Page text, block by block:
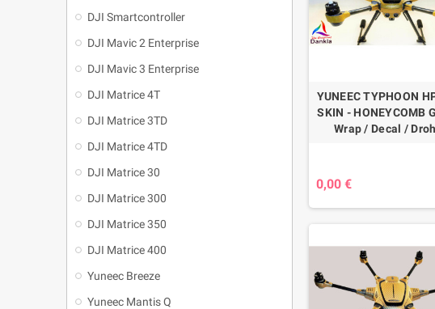
DJI Smartcontroller
DJI Mavic 2 Enterprise
DJI Mavic 3 Enterprise
DJI Matrice 4T
DJI Matrice 3TD
DJI Matrice 4TD
DJI Matrice 30
DJI Matrice 300
DJI Matrice 350
DJI Matrice 400
Yuneec Breeze
Yuneec Mantis Q
YUNEEC TYPHOON
SKIN - HONEYCOMB
Wrap / Decal /
0,00 €